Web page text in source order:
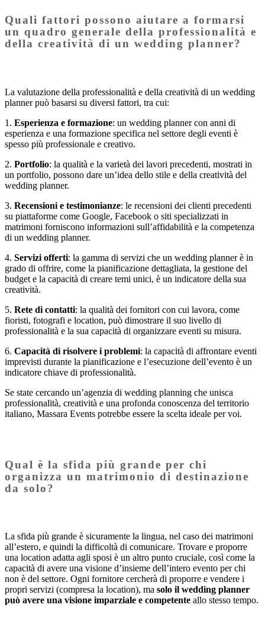
Quali fattori possono aiutare a formarsi
un quadro generale della professionalità e
della creatività di un wedding planner?
La valutazione della professionalità e della creatività di un wedding
planner può basarsi su diversi fattori, tra cui:
1. Esperienza e formazione: un wedding planner con anni di
esperienza e una formazione specifica nel settore degli eventi è
spesso più professionale e creativo.
2. Portfolio: la qualità e la varietà dei lavori precedenti, mostrati in
un portfolio, possono dare un’idea dello stile e della creatività del
wedding planner.
3. Recensioni e testimonianze: le recensioni dei clienti precedenti
su piattaforme come Google, Facebook o siti specializzati in
matrimoni forniscono informazioni sull’affidabilità e la competenza
di un wedding planner.
4. Servizi offerti: la gamma di servizi che un wedding planner è in
grado di offrire, come la pianificazione dettagliata, la gestione del
budget e la capacità di creare temi unici, è un indicatore della sua
creatività.
5. Rete di contatti: la qualità dei fornitori con cui lavora, come
fioristi, fotografi e location, può dimostrare il suo livello di
professionalità e la sua capacità di organizzare eventi su misura.
6. Capacità di risolvere i problemi: la capacità di affrontare eventi
imprevisti durante la pianificazione e l’esecuzione dell’evento è un
indicatore chiave di professionalità.
Se state cercando un’agenzia di wedding planning che unisca
professionalità, creatività e una profonda conoscenza del territorio
italiano, Massara Events potrebbe essere la scelta ideale per voi.
Qual è la sfida più grande per chi
organizza un matrimonio di destinazione
da solo?
La sfida più grande è sicuramente la lingua, nel caso dei matrimoni
all’estero, e quindi la difficoltà di comunicare. Trovare e proporre
una location adatta agli sposi è un altro punto cruciale, così come la
capacità di avere una visione d’insieme dell’intero evento per chi
non è del settore. Ogni fornitore cercherà di proporre e vendere i
propri servizi (compresa la location), ma solo il wedding planner
può avere una visione imparziale e competente allo stesso tempo.